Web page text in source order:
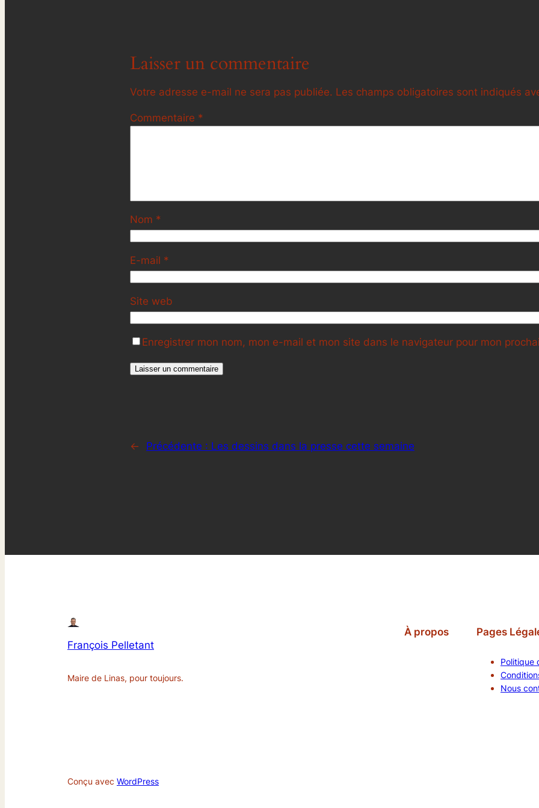
Laisser un commentaire
Votre adresse e-mail ne sera pas publiée. Les champs obligatoires sont indiqués
Commentaire *
Nom *
E-mail *
Site web
Enregistrer mon nom, mon e-mail et mon site dans le navigateur pour mon
← Précédente : Les dessins dans la presse cette semaine
François Pelletant
Maire de Linas, pour toujours.
À propos Pages
Politique
Nous
Conçu avec WordPress